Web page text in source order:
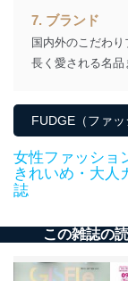
法令に基づ
人の生命､
場合であ
公衆衛生
に特に必
とが困難
国の機関
た者が法
上記２．
託・提供
7. ブランド
国内外のこだわ
長く愛される名品
FUDGE（ファ
女性ファッショ
きれいめ・大人
誌
この雑誌の